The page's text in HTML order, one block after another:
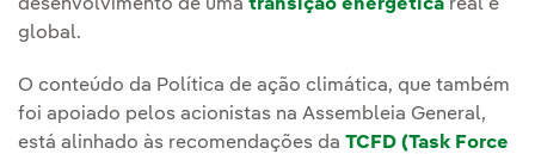
desenvolvimento de uma transição energética real e
global.
O conteúdo da Política de ação climática, que também
foi apoiado pelos acionistas na Assembleia General,
está alinhado às recomendações da TCFD (Task Force